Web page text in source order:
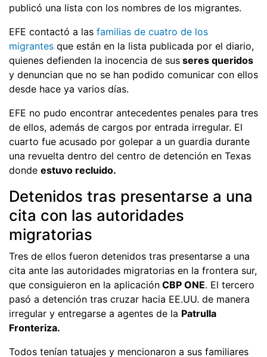
publicó una lista con los nombres de los migrantes.
EFE contactó a las familias de cuatro de los
migrantes que están en la lista publicada por el diario,
quienes defienden la inocencia de sus seres queridos
y denuncian que no se han podido comunicar con ellos
desde hace ya varios días.
EFE no pudo encontrar antecedentes penales para tres
de ellos, además de cargos por entrada irregular. El
cuarto fue acusado por golepar a un guardia durante
una revuelta dentro del centro de detención en Texas
donde estuvo recluido.
Detenidos tras presentarse a una
cita con las autoridades
migratorias
Tres de ellos fueron detenidos tras presentarse a una
cita ante las autoridades migratorias en la frontera sur,
que consiguieron en la aplicación CBP ONE. El tercero
pasó a detención tras cruzar hacia EE.UU. de manera
irregular y entregarse a agentes de la Patrulla
Fronteriza.
Todos tenían tatuajes y mencionaron a sus familiares